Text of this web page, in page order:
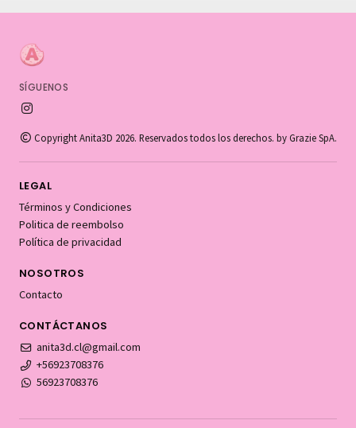
SÍGUENOS
Copyright Anita3D 2026. Reservados todos los derechos. by Grazie SpA.
LEGAL
Términos y Condiciones
Politica de reembolso
Política de privacidad
NOSOTROS
Contacto
CONTÁCTANOS
anita3d.cl@gmail.com
+56923708376
56923708376